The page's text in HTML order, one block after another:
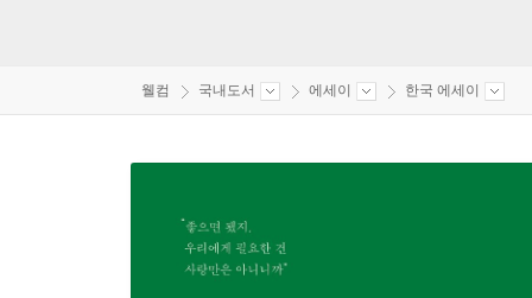
웰컴 국내도서 에세이 한국 에세이